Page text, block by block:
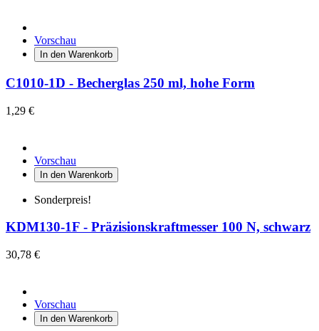
Vorschau
In den Warenkorb
C1010-1D - Becherglas 250 ml, hohe Form
1,29 €
Vorschau
In den Warenkorb
Sonderpreis!
KDM130-1F - Präzisionskraftmesser 100 N, schwarz
30,78 €
Vorschau
In den Warenkorb